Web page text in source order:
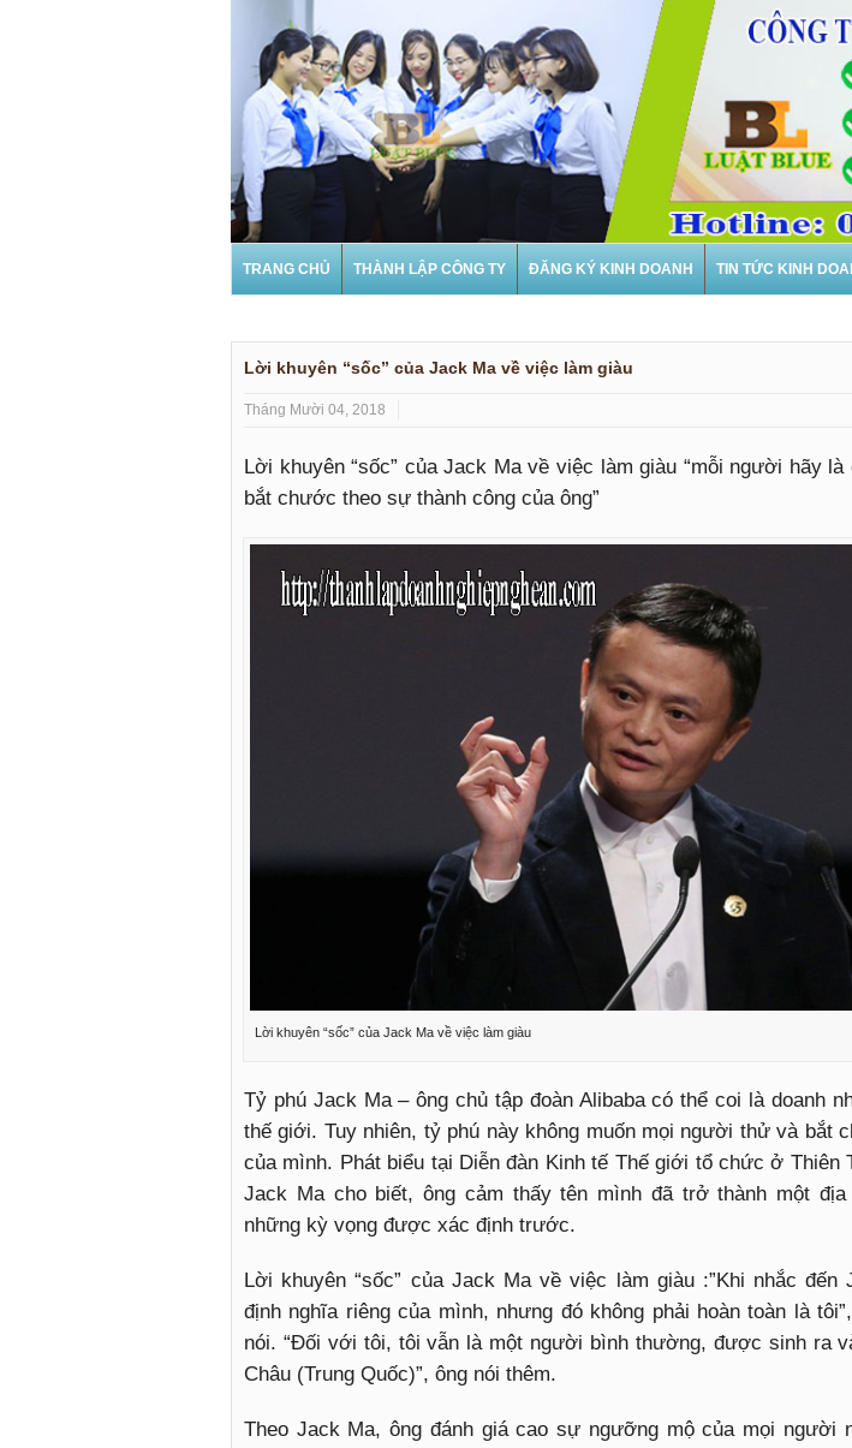
TRANG CHỦ THÀNH LẬP CÔNG TY ĐĂNG KÝ KINH DOANH TIN TỨC KINH
Lời khuyên “sốc” của Jack Ma về việc làm giàu
Tháng Mười 04, 2018
Lời khuyên “sốc” của Jack Ma về việc làm giàu “mỗi người hãy
bắt chước theo sự thành công của ông”
Lời khuyên “sốc” của Jack Ma về việc làm giàu
Tỷ phú Jack Ma – ông chủ tập đoàn Alibaba có thể coi là doanh
thế giới. Tuy nhiên, tỷ phú này không muốn mọi người thử và bắt
của mình. Phát biểu tại Diễn đàn Kinh tế Thế giới tổ chức ở Thiên
Jack Ma cho biết, ông cảm thấy tên mình đã trở thành một
những kỳ vọng được xác định trước.
Lời khuyên “sốc” của Jack Ma về việc làm giàu :”Khi nhắc đến
định nghĩa riêng của mình, nhưng đó không phải hoàn toàn là
nói. “Đối với tôi, tôi vẫn là một người bình thường, được sinh ra
Châu (Trung Quốc)”, ông nói thêm.
Theo Jack Ma, ông đánh giá cao sự ngưỡng mộ của mọi người